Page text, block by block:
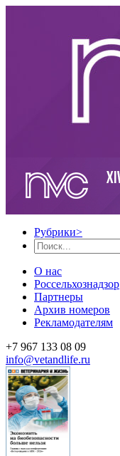
Рубрики>
О нас
Россельхознадзор
Партнеры
Архив номеров
Рекламодателям
+7 967 133 08 09
info@vetandlife.ru